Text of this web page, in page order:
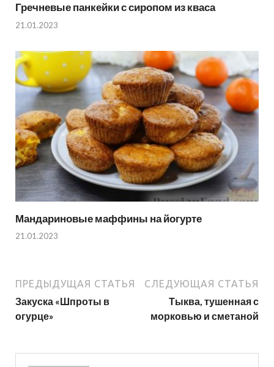
Гречневые панкейки с сиропом из кваса
21.01.2023
Мандариновые маффины на йогурте
21.01.2023
ПРЕДЫДУЩАЯ СТАТЬЯ
Закуска «Шпроты в
огурце»
СЛЕДУЮЩАЯ СТАТЬЯ
Тыква, тушенная с
морковью и сметаной